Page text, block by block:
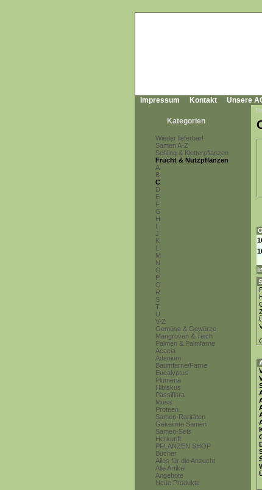
Impressum Kontakt Unsere
Kategorien
Wieder lieferbar!
Samen A-Z
Schling & Kletterpflanzen
Frucht & Nutzpflanzen
A
B
C
D
E
F
G
H
I
J
K
L
M
N
O
P
Q
R
S
T
U
V-Z
Gemüse & Gewürze
Mangroven & Teich
Palmen & Palmfarne
Acacia
Adenium
Baumfarne/Farne
Eucalyptus
Plumeria
Hibiskus
Passiflora
Musa
Proteen
Samen-Raritäten
Gekeimte Samen
Samen-Sets
Herkunft
PFLANZEN SHOP
Bücher
Alles für die Anzucht
Alle Artikel
Angebote
Neue Produkte